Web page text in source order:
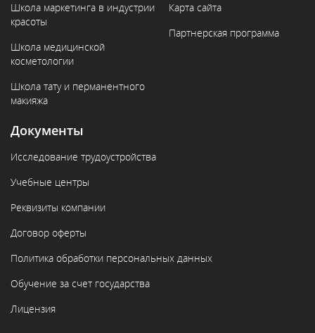
Школа маркетинга в индустрии
красоты
Школа медицинской
косметологии
Школа тату и перманентного
макияжа
Карта сайта
Партнерская программа
Документы
Исследование трудоустройства
Учебные центры
Реквизиты компании
Договор оферты
Политика обработки персональных данных
Обучение за счет государства
Лицензия